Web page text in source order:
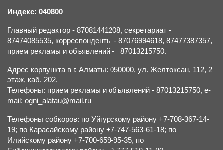
Индекс: 040800
Главный редактор - 87081441208, секретариат -
87474085535, корреспонденты - 87076994618, 87477387357,
прием рекламы и объявлений - 87013215750.
Адрес корпункта в г. Алматы: 050000, ул. Желтоксан, 112, 2
этаж, каб. 202.
Телефоны: прием рекламы и объявлений - 87013215750, e-
mail: ogni_alatau@mail.ru
Телефоны собкоров: по Уйгурскому району +7-708-367-14-
19; по Карасайскому району +7-747-563-61-18; по
Илийскому району +7-700-659-95-35, по